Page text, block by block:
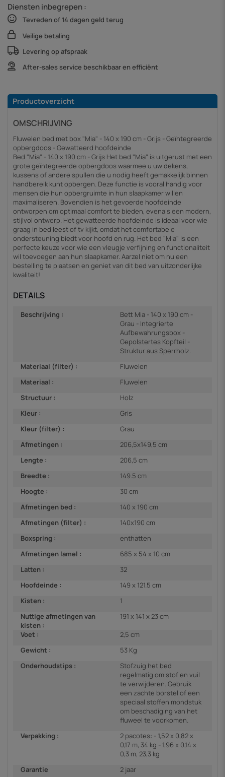
Diensten inbegrepen :
Tevreden of 14 dagen geld terug
Veilige betaling
Levering op afspraak
After-sales service beschikbaar en efficiënt
Productoverzicht
OMSCHRIJVING
Fluwelen bed met box "Mia" - 140 x 190 cm - Grijs - Geïntegreerde
opbergdoos - Gewatteerd hoofdeinde
Bed "Mia" - 140 x 190 cm - Grijs Het bed "Mia" is uitgerust met een
grote geïntegreerde opbergdoos waarmee u uw dekens,
kussens of andere spullen die u nodig heeft gemakkelijk binnen
handbereik kunt opbergen. Deze functie is vooral handig voor
mensen die hun opbergruimte in hun slaapkamer willen
maximaliseren. Bovendien is het gevoerde hoofdeinde
ontworpen om optimaal comfort te bieden, evenals een modern,
stijlvol ontwerp. Het gewatteerde hoofdeinde is ideaal voor wie
graag in bed leest of tv kijkt, omdat het comfortabele
ondersteuning biedt voor hoofd en rug. Het bed "Mia" is een
perfecte keuze voor wie een vleugje verfijning en functionaliteit
wil toevoegen aan hun slaapkamer. Aarzel niet om nu een
bestelling te plaatsen en geniet van dit bed van uitzonderlijke
kwaliteit!
DETAILS
Beschrijving :
Bett Mia - 140 x 190 cm -
Grau - Integrierte
Aufbewahrungsbox -
Gepolstertes Kopfteil -
Struktur aus Sperrholz.
Materiaal (filter) :
Fluwelen
Materiaal :
Fluwelen
Structuur :
Holz
Kleur :
Gris
Kleur (filter) :
Grau
Afmetingen :
206,5x149,5 cm
Lengte :
206,5 cm
Breedte :
149.5 cm
Hoogte :
30 cm
Afmetingen bed :
140 x 190 cm
Afmetingen (filter) :
140x190 cm
Boxspring :
enthatten
Afmetingen lamel :
685 x 54 x 10 cm
Latten :
32
Hoofdeinde :
149 x 121.5 cm
Kisten :
1
Nuttige afmetingen van
kisten :
191 x 141 x 23 cm
Voet :
2,5 cm
Gewicht :
53 Kg
Onderhoudstips :
Stofzuig het bed
regelmatig om stof en vuil
te verwijderen. Gebruik
een zachte borstel of een
speciaal stoffen mondstuk
om beschadiging van het
fluweel te voorkomen.
Verpakking :
2 pacotes: - 1,52 x 0,82 x
0,17 m, 34 kg - 1,96 x 0,14 x
0,3 m, 23,3 kg
Garantie
2 jaar